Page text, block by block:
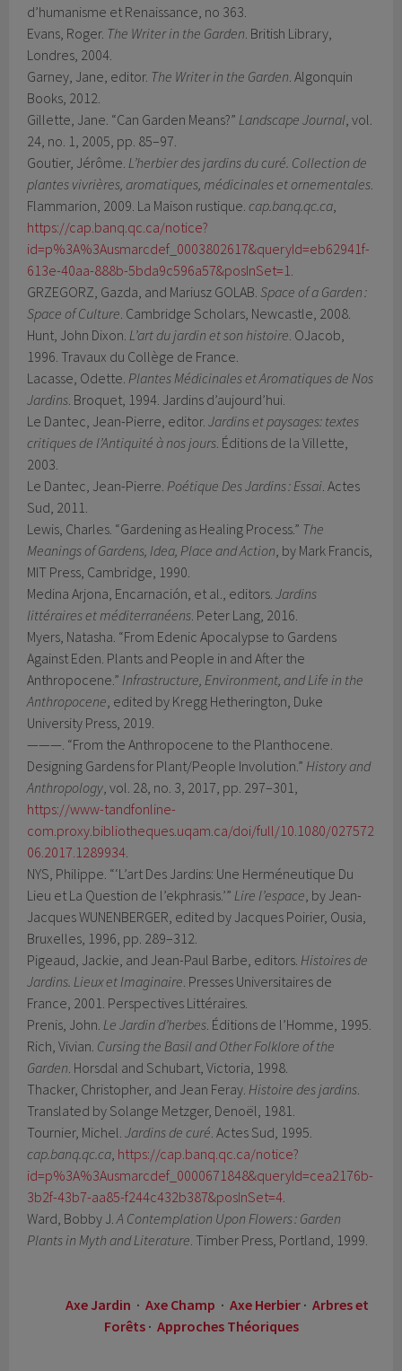
d’humanisme et Renaissance, no 363.
Evans, Roger. The Writer in the Garden. British Library,
Londres, 2004.
Garney, Jane, editor. The Writer in the Garden. Algonquin
Books, 2012.
Gillette, Jane. “Can Garden Means?”Landscape Journal, vol.
24, no. 1, 2005, pp. 85–97.
Goutier, Jérôme.L’herbier des jardins du curé. Collection de
plantes vivrières, aromatiques, médicinales et ornementales.
Flammarion, 2009. La Maison rustique.cap.banq.qc.ca,
https://cap.banq.qc.ca/notice?
id=p%3A%3Ausmarcdef_0003802617&queryId=eb62941f-
613e-40aa-888b-5bda9c596a57&posInSet=1.
GRZEGORZ, Gazda, and Mariusz GOLAB.Space of a Garden :
Space of Culture. Cambridge Scholars, Newcastle, 2008.
Hunt, John Dixon.L’art du jardin et son histoire. OJacob,
1996. Travaux du Collège de France.
Lacasse, Odette.Plantes Médicinales et Aromatiques de Nos
Jardins. Broquet, 1994. Jardins d’aujourd’hui.
Le Dantec, Jean-Pierre, editor.Jardins et paysages: textes
critiques de l’Antiquité à nos jours. Éditions de la Villette,
2003.
Le Dantec, Jean-Pierre.Poétique Des Jardins : Essai. Actes
Sud, 2011.
Lewis, Charles. “Gardening as Healing Process.” The
Meanings of Gardens, Idea, Place and Action, by Mark Francis,
MIT Press, Cambridge, 1990.
Medina Arjona, Encarnación, et al., editors.Jardins
littéraires et méditerranéens. Peter Lang, 2016.
Myers, Natasha. “From Edenic Apocalypse to Gardens
Against Eden. Plants and People in and After the
Anthropocene.”Infrastructure, Environment, and Life in the
Anthropocene, edited by Kregg Hetherington, Duke
University Press, 2019.
———. “From the Anthropocene to the Planthocene.
Designing Gardens for Plant/People Involution.”History and
Anthropology, vol. 28, no. 3, 2017, pp. 297–301,
https://www-tandfonline-
com.proxy.bibliotheques.uqam.ca/doi/full/10.1080/027572
06.2017.1289934.
NYS, Philippe. “‘L’art Des Jardins: Une Herméneutique Du
Lieu et La Question de l’ekphrasis.’”Lire l’espace, by Jean-
Jacques WUNENBERGER, edited by Jacques Poirier, Ousia,
Bruxelles, 1996, pp. 289–312.
Pigeaud, Jackie, and Jean-Paul Barbe, editors.Histoires de
Jardins. Lieux et Imaginaire. Presses Universitaires de
France, 2001. Perspectives Littéraires.
Prenis, John.Le Jardin d’herbes. Éditions de l’Homme, 1995.
Rich, Vivian. Cursing the Basil and Other Folklore of the
Garden. Horsdal and Schubart, Victoria, 1998.
Thacker, Christopher, and Jean Feray.Histoire des jardins.
Translated by Solange Metzger, Denoë̈l, 1981.
Tournier, Michel.Jardins de curé. Actes Sud, 1995.
cap.banq.qc.ca, https://cap.banq.qc.ca/notice?
id=p%3A%3Ausmarcdef_0000671848&queryId=cea2176b-
3b2f-43b7-aa85-f244c432b387&posInSet=4.
Ward, Bobby J.A Contemplation Upon Flowers : Garden
Plants in Myth and Literature. Timber Press, Portland, 1999.
Axe Jardin · Axe Champ · Axe Herbier · Arbres et
Forêts· Approches Théoriques